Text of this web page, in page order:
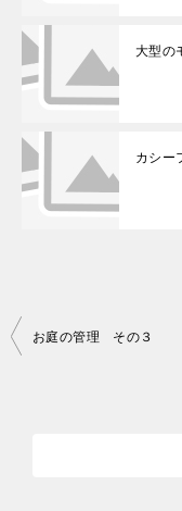
大型の
カシー
お庭の管理 その３